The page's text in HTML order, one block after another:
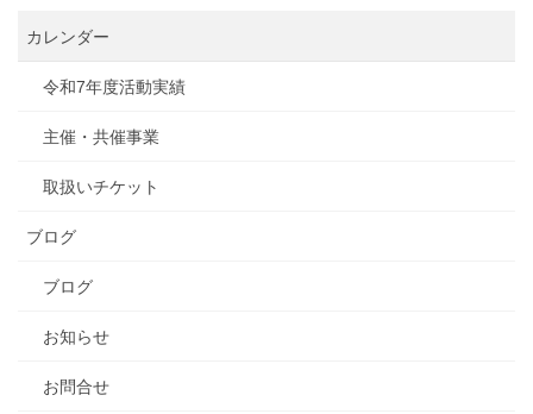
カレンダー
令和7年度活動実績
主催・共催事業
取扱いチケット
ブログ
ブログ
お知らせ
お問合せ